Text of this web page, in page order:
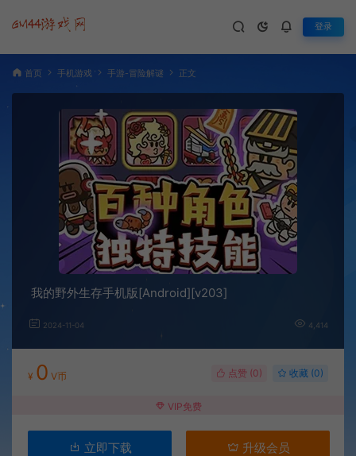
登录
首页 手机游戏 手游-冒险解谜 正文
我的野外生存手机版[Android][v203]
2024-11-04 4,414
¥ 0 V币 点赞 (0) 收藏 (0)
VIP免费
立即下载 升级会员